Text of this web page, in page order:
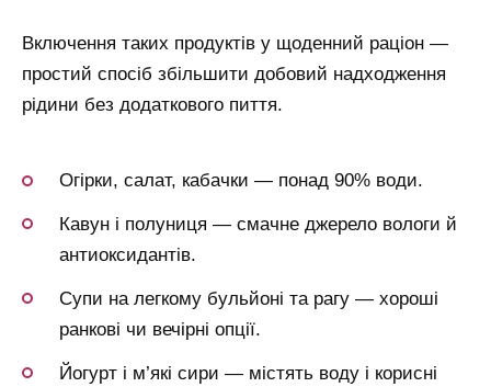
Включення таких продуктів у щоденний раціон —
простий спосіб збільшити добовий надходження
рідини без додаткового пиття.
Огірки, салат, кабачки — понад 90% води.
Кавун і полуниця — смачне джерело вологи й
антиоксидантів.
Супи на легкому бульйоні та рагу — хороші
ранкові чи вечірні опції.
Йогурт і м’які сири — містять воду і корисні